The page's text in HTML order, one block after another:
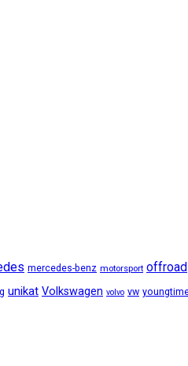
mercedes-benz motorsport offroad
unikat Volkswagen volvo vw